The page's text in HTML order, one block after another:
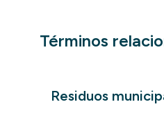
Términos
Residuos